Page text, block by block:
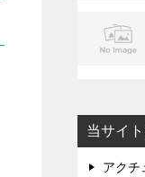
当サイ
アクチ